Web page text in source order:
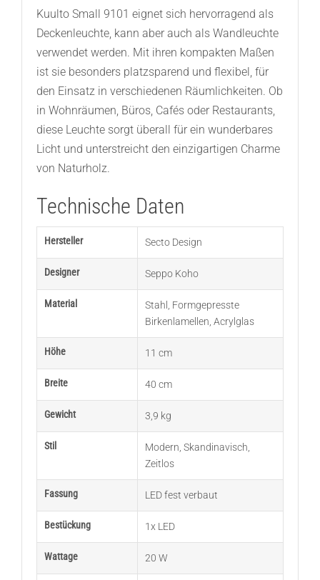
Kuulto Small 9101 eignet sich hervorragend als
Deckenleuchte, kann aber auch als Wandleuchte
verwendet werden. Mit ihren kompakten Maßen
ist sie besonders platzsparend und flexibel, für
den Einsatz in verschiedenen Räumlichkeiten. Ob
in Wohnräumen, Büros, Cafés oder Restaurants,
diese Leuchte sorgt überall für ein wunderbares
Licht und unterstreicht den einzigartigen Charme
von Naturholz.
Technische Daten
Hersteller Secto Design
Designer Seppo Koho
Material Stahl
Formgepresste
Birkenlamellen Acrylglas
Höhe 11 cm
Breite 40 cm
Gewicht 3,9 kg
Stil Modern Skandinavisch
Zeitlos
Fassung LED fest verbaut
Bestückung 1x LED
Wattage 20 W